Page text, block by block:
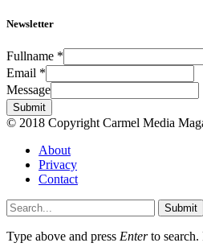
Newsletter
Fullname *
Email *
Message
Submit
© 2018 Copyright Carmel Media
About
Privacy
Contact
Submit
Type above and press Enterto search.